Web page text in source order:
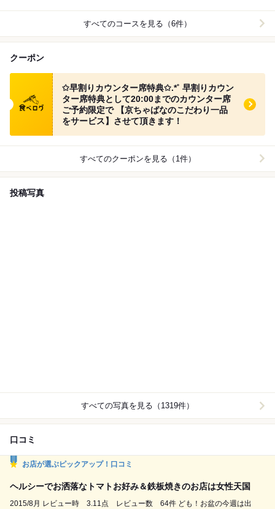
すべてのコースを見る（6件）
クーポン
食べログ クーポン
✩早割りカウンター席特典✩.*˚ 早割りカウン
ター席特典として20:00までのカウンター席
ご予約限定で 【京ちゃばなのこだわり一品
をサービス】させて頂きます！
すべてのクーポンを見る（1件）
投稿写真
すべての写真を見る（1319件）
口コミ
お店が選ぶピックアップ！口コミ
ヘルシーでお洒落なトマトお好み＆鉄板焼きのお店は女性天国
2015/8月 レビュー時 3.11点 レビュー数 64件 ども！お盆の今週は出